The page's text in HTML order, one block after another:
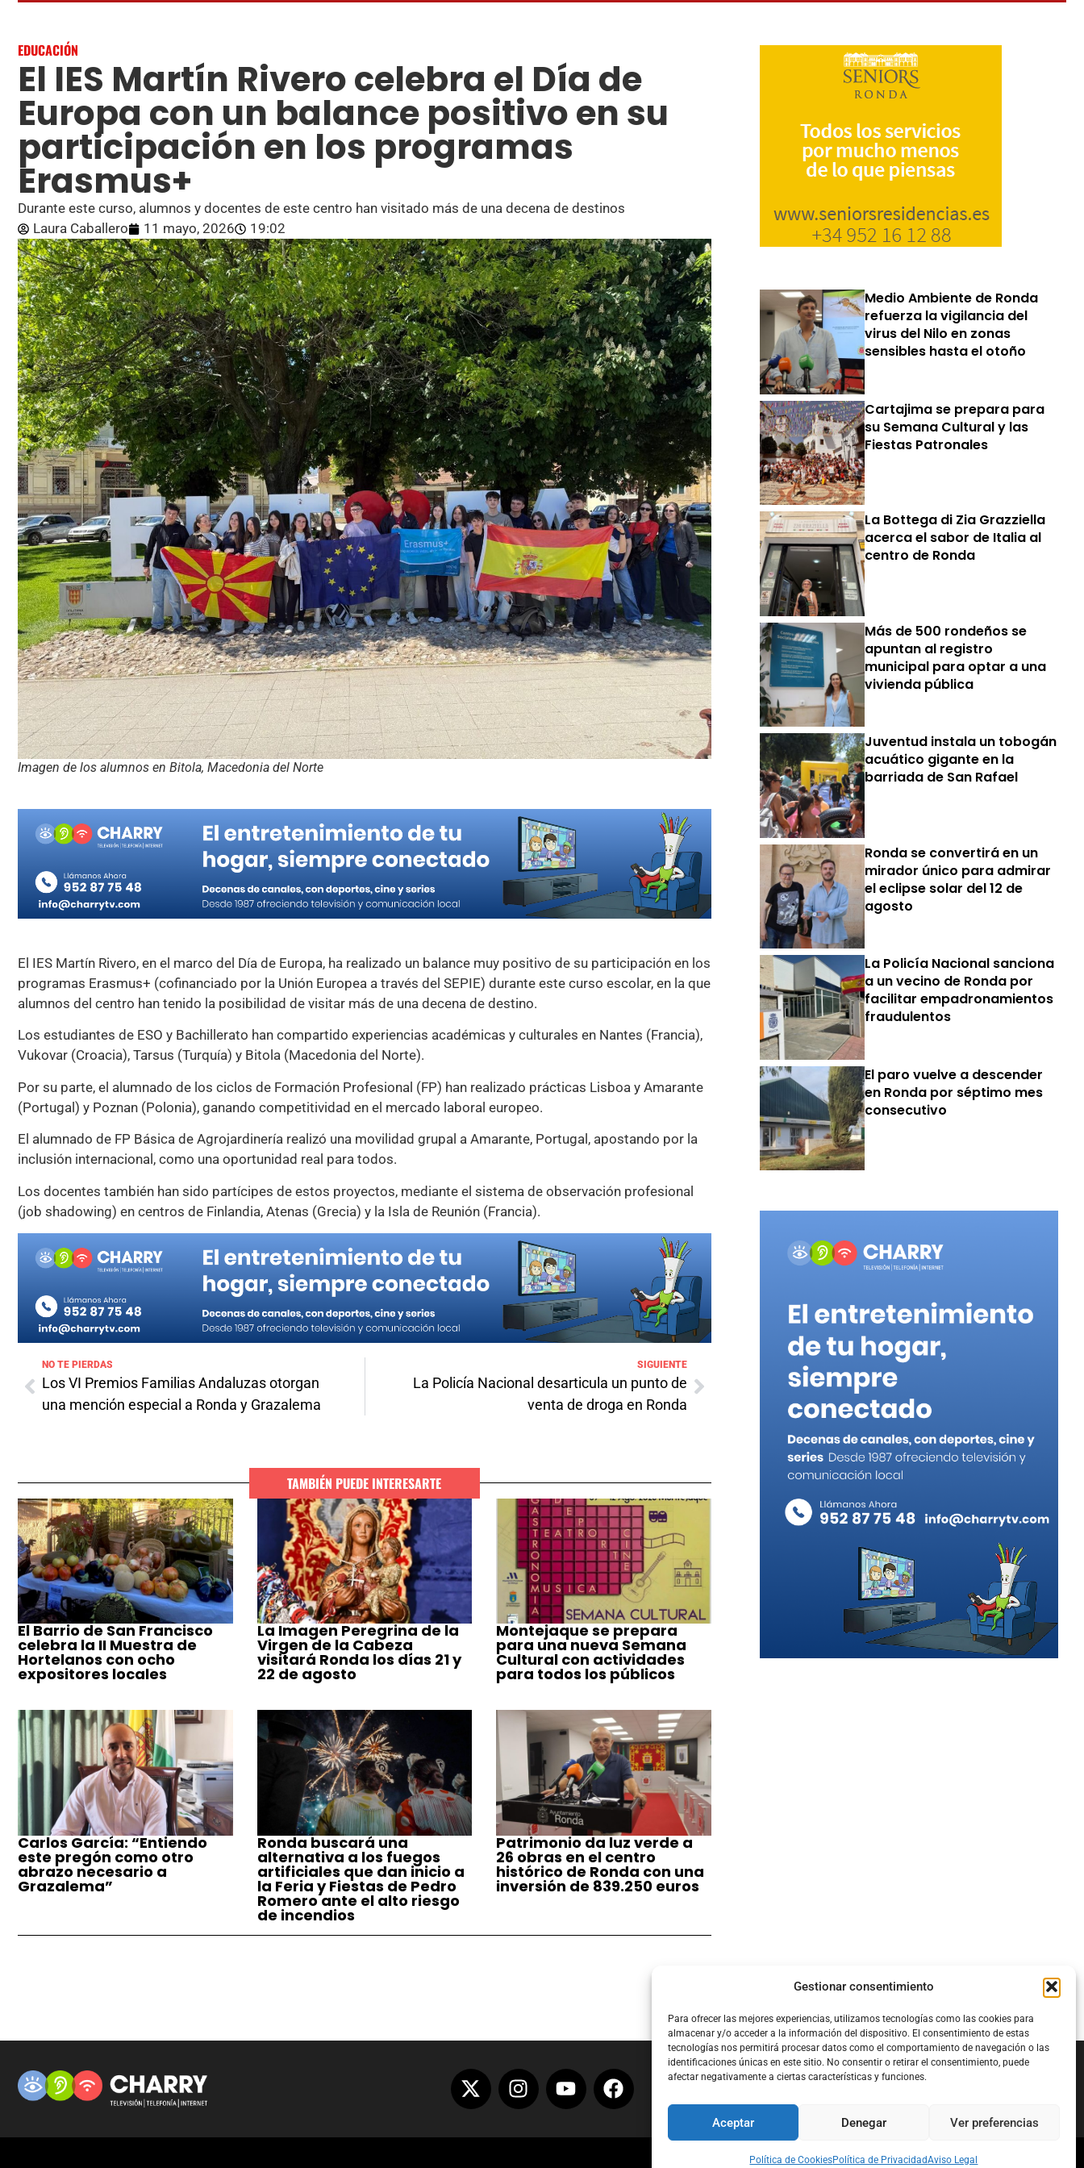
Gestionar consentimiento
Para ofrecer las mejores experiencias, utilizamos tecnologías como las cookies para
almacenar y/o acceder a la información del dispositivo. El consentimiento de estas
tecnologías nos permitirá procesar datos como el comportamiento de navegación o las
identificaciones únicas en este sitio. No consentir o retirar el consentimiento, puede
afectar negativamente a ciertas características y funciones.
Aceptar Denegar Ver preferencias
Política de CookiesPolítica de PrivacidadAviso Legal
EDUCACIÓN
El IES Martín Rivero celebra el Día de
Europa con un balance positivo en su
participación en los programas
Erasmus+
Durante este curso, alumnos y docentes de este centro han visitado más de una decena de destinos
Laura Caballero
11 mayo, 2026 19:02
Imagen de los alumnos en Bitola, Macedonia del Norte
El IES Martín Rivero, en el marco del Día de Europa, ha realizado un balance muy positivo de su participación en los
programas Erasmus+ (cofinanciado por la Unión Europea a través del SEPIE) durante este curso escolar, en la que
alumnos del centro han tenido la posibilidad de visitar más de una decena de destino.
Los estudiantes de ESO y Bachillerato han compartido experiencias académicas y culturales en Nantes (Francia),
Vukovar (Croacia), Tarsus (Turquía) y Bitola (Macedonia del Norte).
Por su parte, el alumnado de los ciclos de Formación Profesional (FP) han realizado prácticas Lisboa y Amarante
(Portugal) y Poznan (Polonia), ganando competitividad en el mercado laboral europeo.
El alumnado de FP Básica de Agrojardinería realizó una movilidad grupal a Amarante, Portugal, apostando por la
inclusión internacional, como una oportunidad real para todos.
Los docentes también han sido partícipes de estos proyectos, mediante el sistema de observación profesional
(job shadowing) en centros de Finlandia, Atenas (Grecia) y la Isla de Reunión (Francia).
NO TE PIERDAS
Los VI Premios Familias Andaluzas otorgan
una mención especial a Ronda y Grazalema
SIGUIENTE
La Policía Nacional desarticula un punto de
venta de droga en Ronda
TAMBIÉN PUEDE INTERESARTE
El Barrio de San Francisco
celebra la II Muestra de
Hortelanos con ocho
expositores locales
La Imagen Peregrina de la
Virgen de la Cabeza
visitará Ronda los días 21 y
22 de agosto
Montejaque se prepara
para una nueva Semana
Cultural con actividades
para todos los públicos
Carlos García: “Entiendo
este pregón como otro
abrazo necesario a
Grazalema”
Ronda buscará una
alternativa a los fuegos
artificiales que dan inicio a
la Feria y Fiestas de Pedro
Romero ante el alto riesgo
de incendios
Patrimonio da luz verde a
26 obras en el centro
histórico de Ronda con una
inversión de 839.250 euros
Medio Ambiente de Ronda
refuerza la vigilancia del
virus del Nilo en zonas
sensibles hasta el otoño
Cartajima se prepara para
su Semana Cultural y las
Fiestas Patronales
La Bottega di Zia Grazziella
acerca el sabor de Italia al
centro de Ronda
Más de 500 rondeños se
apuntan al registro
municipal para optar a una
vivienda pública
Juventud instala un tobogán
acuático gigante en la
barriada de San Rafael
Ronda se convertirá en un
mirador único para admirar
el eclipse solar del 12 de
agosto
La Policía Nacional sanciona
a un vecino de Ronda por
facilitar empadronamientos
fraudulentos
El paro vuelve a descender
en Ronda por séptimo mes
consecutivo
Política de CookiesPolítica de PrivacidadAcerca de Nosotros